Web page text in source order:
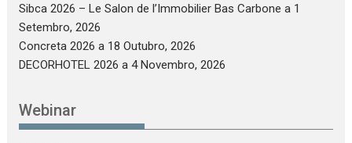
Sibca 2026 – Le Salon de l’Immobilier Bas Carbone a 1
Setembro, 2026
Concreta 2026 a 18 Outubro, 2026
DECORHOTEL 2026 a 4 Novembro, 2026
Webinar